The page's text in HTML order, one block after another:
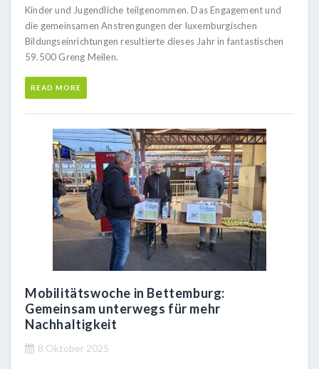
Kinder und Jugendliche teilgenommen. Das Engagement und
die gemeinsamen Anstrengungen der luxemburgischen
Bildungseinrichtungen resultierte dieses Jahr in fantastischen
59.500 Greng Meilen.
READ MORE
Mobilitätswoche in Bettemburg:
Gemeinsam unterwegs für mehr
Nachhaltigkeit
8 Oktober 2025